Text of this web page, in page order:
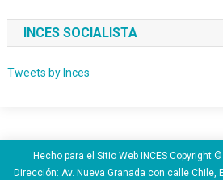
INCES SOCIALISTA
Tweets by Inces
Hecho para el Sitio Web INCES Copyright
Dirección: Av. Nueva Granada con calle Chile,